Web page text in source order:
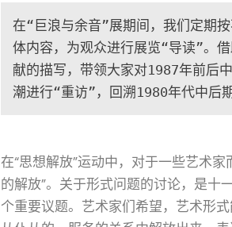
在“巨浪与余音”展期间，我们定期
体内容，为观众进行展览“导读”。
献的描写，带领大家对1987年前后
潮进行“重访”，回溯1980年代中后
在“思想解放”运动中，对于一些艺术
的解放”。关于形式问题的讨论，是十
个重要议题。艺术家们希望，艺术形式